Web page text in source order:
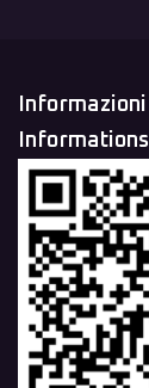
Informazioni
Informations